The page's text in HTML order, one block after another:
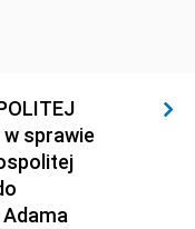
w sprawie